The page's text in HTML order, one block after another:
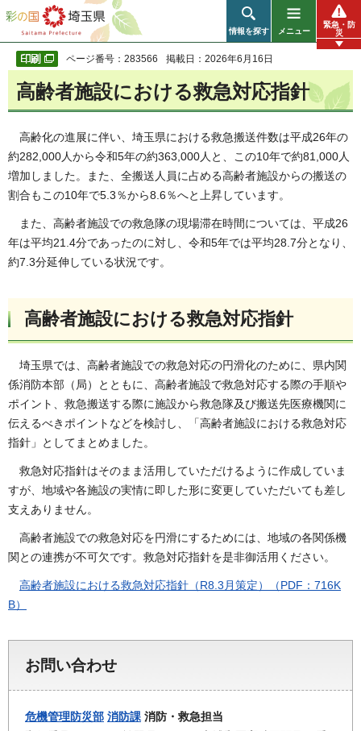
彩の国 埼玉県
情報を探す メニュー
緊急・防
災
ページ番号：283566 掲載日：2026年6月16日
高齢者施設における救急対応指針
高齢化の進展に伴い、埼玉県における救急搬送件数は平成26年の
約282,000人から令和5年の約363,000人と、この10年で約81,000人
増加しました。また、全搬送人員に占める高齢者施設からの搬送の
割合もこの10年で5.3％から8.6％へと上昇しています。
また、高齢者施設での救急隊の現場滞在時間については、平成26
年は平均21.4分であったのに対し、令和5年では平均28.7分となり、
約7.3分延伸している状況です。
高齢者施設における救急対応指針
埼玉県では、高齢者施設での救急対応の円滑化のために、県内関
係消防本部（局）とともに、高齢者施設で救急対応する際の手順や
ポイント、救急搬送する際に施設から救急隊及び搬送先医療機関に
伝えるべきポイントなどを検討し、「高齢者施設における救急対応
指針」としてまとめました。
救急対応指針はそのまま活用していただけるように作成していま
すが、地域や各施設の実情に即した形に変更していただいても差し
支えありません。
高齢者施設での救急対応を円滑にするためには、地域の各関係機
関との連携が不可欠です。救急対応指針を是非御活用ください。
高齢者施設における救急対応指針（R8.3月策定）（PDF：716K
B）
お問い合わせ
危機管理防災部 消防課 消防・救急担当